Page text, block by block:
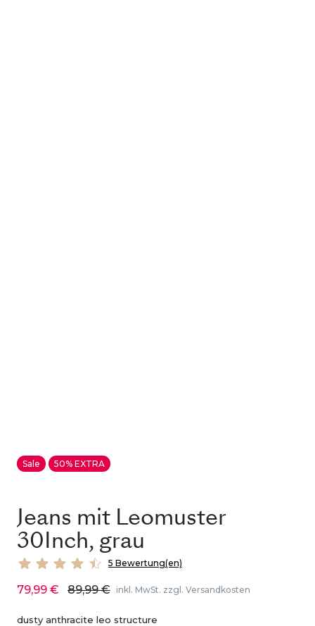
Sale 50% EXTRA
Jeans mit Leomuster
30Inch, grau
5 Bewertung(en)
79,99 € 89,99 € inkl. MwSt. zzgl. Versandkosten
dusty anthracite leo structure